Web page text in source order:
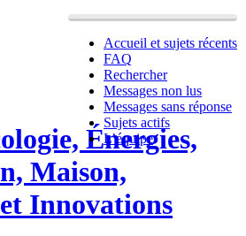
Accueil et sujets récents
FAQ
Rechercher
Messages non lus
Messages sans réponse
Sujets actifs
L’équipe
Énergies,
Maison,
Innovations